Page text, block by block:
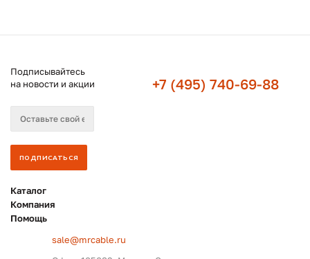
Подписывайтесь
на новости и акции
+7 (495) 740-69-88
Каталог
Компания
Помощь
sale@mrcable.ru